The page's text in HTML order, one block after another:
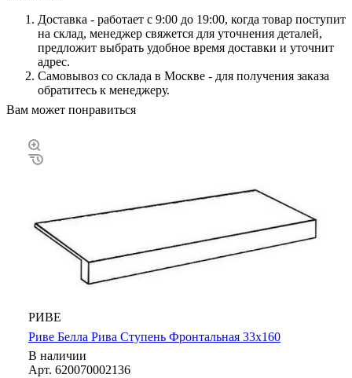
Доставка - работает с 9:00 до 19:00, когда товар поступит
на склад, менеджер свяжется для уточнения деталей,
предложит выбрать удобное время доставки и уточнит
адрес.
Самовывоз со склада в Москве - для получения заказа
обратитесь к менеджеру.
Вам может понравиться
РИВЕ
Риве Белла Рива Ступень Фронтальная 33х160
В наличии
Арт. 620070002136